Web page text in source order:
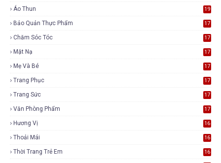
Áo Thun 19
Bảo Quản Thực Phẩm 17
Chăm Sóc Tóc 17
Mặt Nạ 17
Mẹ Và Bé 17
Trang Phục 17
Trang Sức 17
Văn Phòng Phẩm 17
Hương Vị 16
Thoải Mái 16
Thời Trang Trẻ Em 16